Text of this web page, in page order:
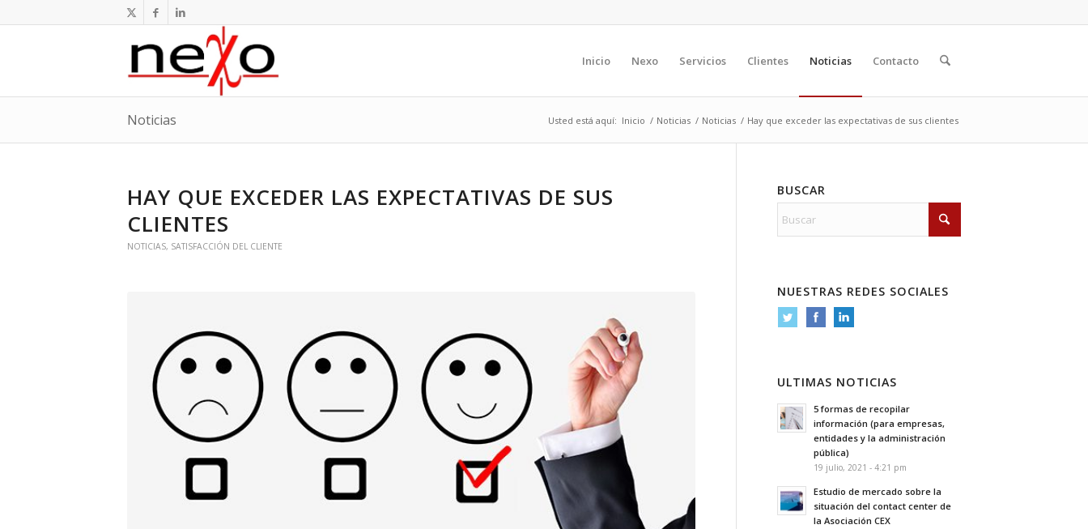
Inicio Nexo Servicios Clientes Noticias Contacto
Noticias Usted está aquí: Inicio / Noticias / Noticias / Hay que exceder las expectativas de sus clientes
HAY QUE EXCEDER LAS EXPECTATIVAS DE SUS
CLIENTES
NOTICIAS, SATISFACCIÓN DEL CLIENTE
BUSCAR
NUESTRAS REDES SOCIALES
ULTIMAS NOTICIAS
5 formas de recopilar
información (para empresas,
entidades y la administración
pública)
19 julio, 2021 - 4:21 pm
Estudio de mercado sobre la
situación del contact center de
la Asociación CEX